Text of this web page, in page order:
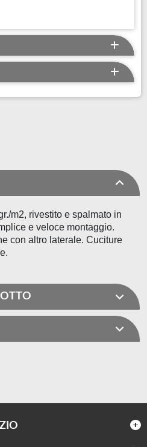
m2, rivestito e spalmato in
e veloce montaggio.
con altro laterale. Cuciture